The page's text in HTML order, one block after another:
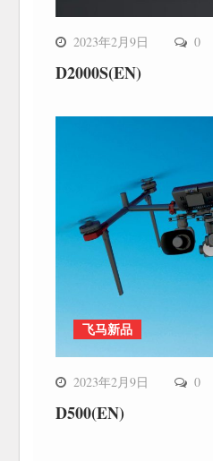
2023年2月9日 0
D2000S(EN)
飞马新品
2023年2月9日 0
D500(EN)